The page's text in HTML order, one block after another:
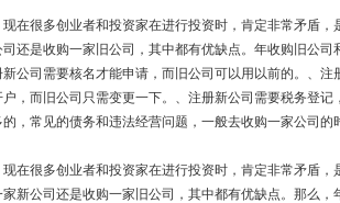
现在很多创业者和投资家在进行投资时，肯定非常矛盾
司还是收购一家旧公司，其中都有优缺点。年收购旧公
新公司需要核名才能申请，而旧公司可以用以前的。、
户，而旧公司只需变更一下。、注册新公司需要税务登
的，常见的债务和违法经营问题，一般去收购一家公司的
很多创业者和投资家在进行投资时，肯定非常矛盾，
家新公司还是收购一家旧公司，其中都有优缺点。那么，